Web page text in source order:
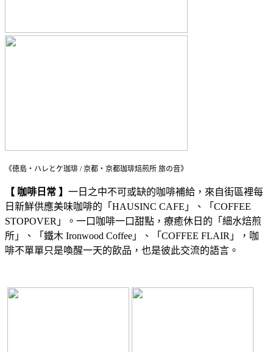
《徳島・ハレとケ珈琲 / 京都・京都珈琲焙煎所 旅の音》
【 咖啡日常 】 一日之中不可或缺的咖啡補給，來自街區裡每
日新鮮供應美味咖啡的「HAUSINC CAFE」、「COFFEE
STOPOVER」。一口咖啡一口甜點，療癒休日的「細水焙煎
所」、「鐵木 Ironwood Coffee」、「COFFEE FLAIR」，咖
啡不單單只是喚醒一天的飲品，也是彼此交流的語言。